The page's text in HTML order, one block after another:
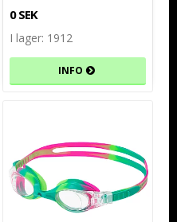
0 SEK
I lager: 1912
INFO